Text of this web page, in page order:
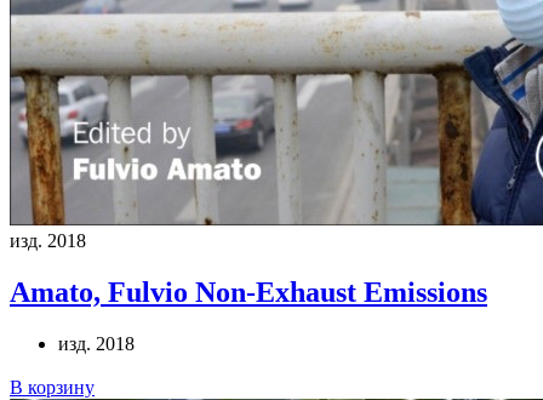
изд. 2018
Amato, Fulvio Non-Exhaust Emissions
изд. 2018
В корзину